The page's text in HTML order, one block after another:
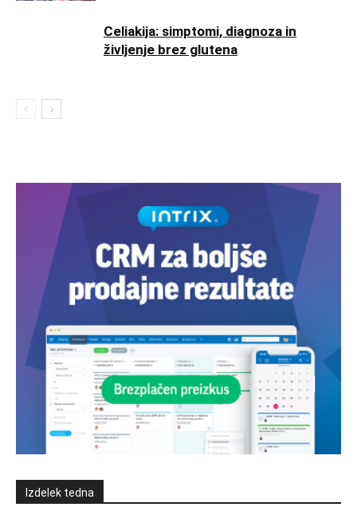
Celiakija: simptomi, diagnoza in
življenje brez glutena
Izdelek tedna